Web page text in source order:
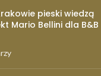
pieski wiedzą
Mario Bellini dla B&B